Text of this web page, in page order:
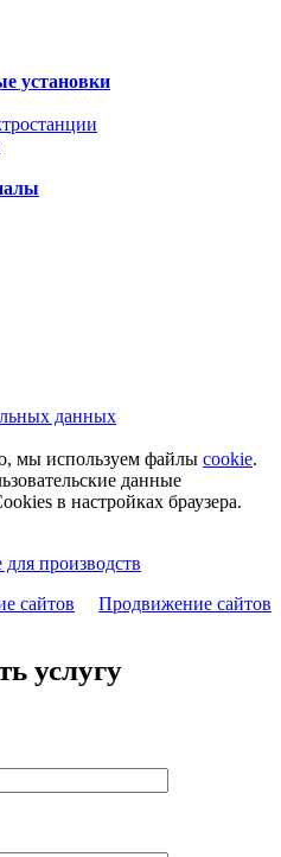
установки
данных
мы используем файлы cookie.
данные
в настройках браузера.
производств
сайтов
Продвижение сайтов
услугу